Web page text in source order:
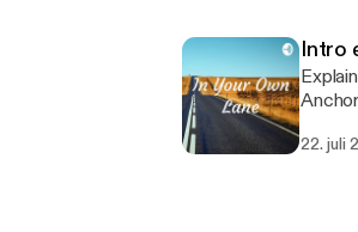
Intro
Explains
22. juli